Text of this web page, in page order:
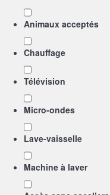
Animaux acceptés
Chauffage
Télévision
Micro-ondes
Lave-vaisselle
Machine à laver